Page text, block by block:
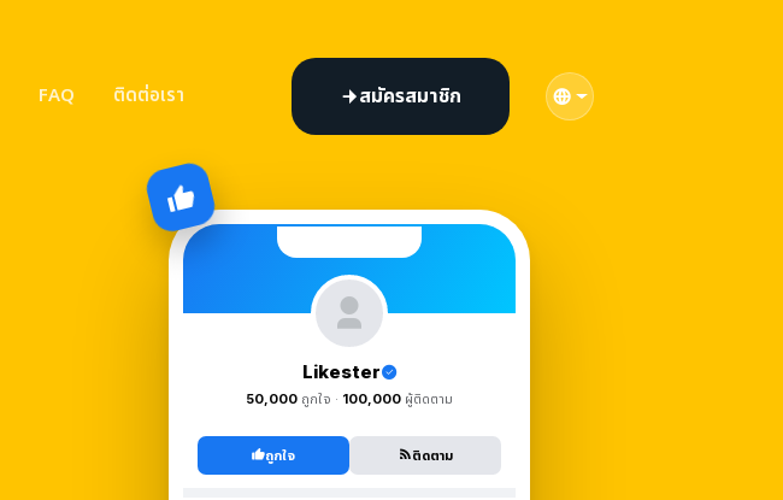
FAQ ติดต่อเรา สมัครสมาชิก
Likester
50,000 ถูกใจ · 100,000 ผู้ติดตาม
ถูกใจ ติดตาม